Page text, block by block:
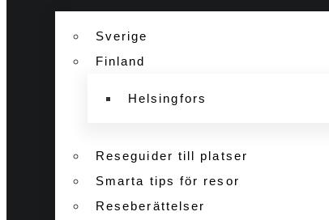
Sverige
Finland
Helsingfors
Reseguider till platser
Smarta tips för resor
Reseberättelser